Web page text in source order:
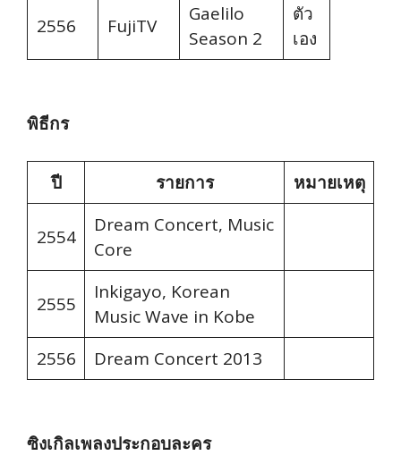
2556 FujiTV
Gaelilo
Season 2
ตัว
เอง
พิธีกร
ปี รายการ หมายเหตุ
2554
Dream Concert, Music
Core
2555
Inkigayo, Korean
Music Wave in Kobe
2556
Dream Concert 2013
ซิงเกิลเพลงประกอบละคร